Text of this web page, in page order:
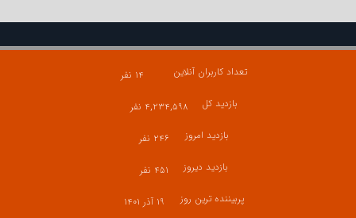
تعداد کاربران آنلاین
۱۴ نفر
بازدید کل
۴,۲۳۴,۵۹۸ نفر
بازدید امروز
۲۴۶ نفر
بازدید دیروز
۴۵۱ نفر
پربیننده ترین روز